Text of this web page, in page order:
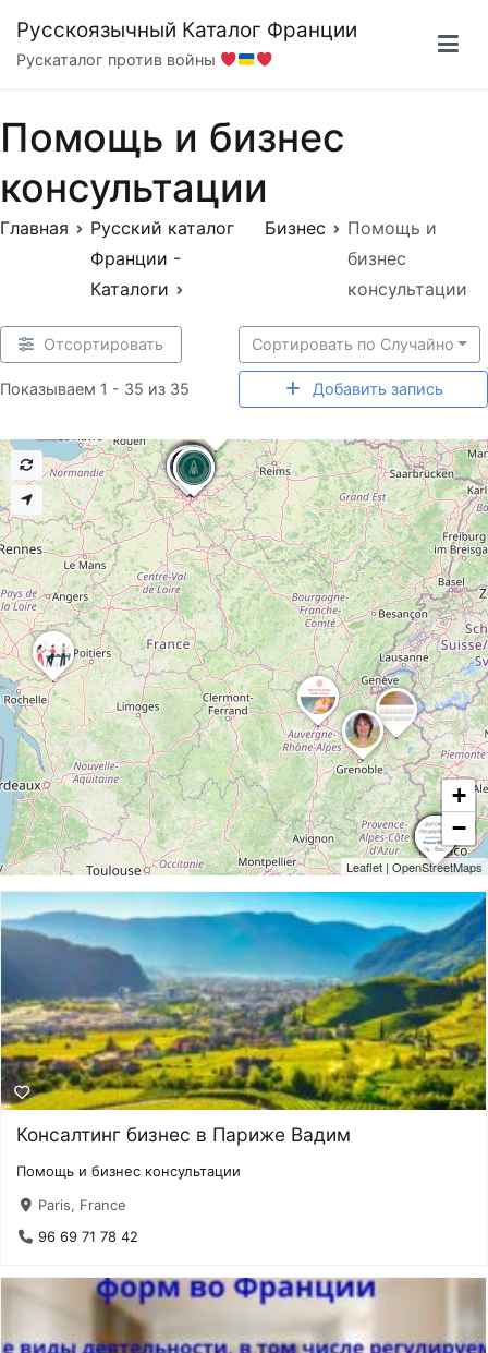
содержимому
Русскоязычный Каталог Франции
Рускаталог против войны
Помощь и бизнес
консультации
Главная
Русский каталог
Франции -
Каталоги
Бизнес
Помощь и
бизнес
консультации
Отсортировать
Показываем 1 - 35 из 35
Сортировать по Случайно
Добавить запись
Консалтинг бизнес в Париже Вадим
Помощь и бизнес консультации
Paris, France
96 69 71 78 42
+
−
Leaflet | OpenStreetMaps